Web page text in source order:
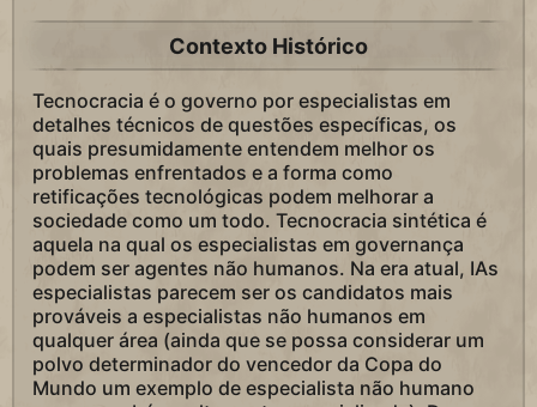
Contexto Histórico
Tecnocracia é o governo por especialistas em
detalhes técnicos de questões específicas, os
quais presumidamente entendem melhor os
problemas enfrentados e a forma como
retificações tecnológicas podem melhorar a
sociedade como um todo. Tecnocracia sintética é
aquela na qual os especialistas em governança
podem ser agentes não humanos. Na era atual, IAs
especialistas parecem ser os candidatos mais
prováveis a especialistas não humanos em
qualquer área (ainda que se possa considerar um
polvo determinador do vencedor da Copa do
Mundo um exemplo de especialista não humano